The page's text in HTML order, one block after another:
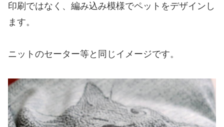
印刷ではなく、編み込み模様でペットをデザインし
ます。
ニットのセーター等と同じイメージです。